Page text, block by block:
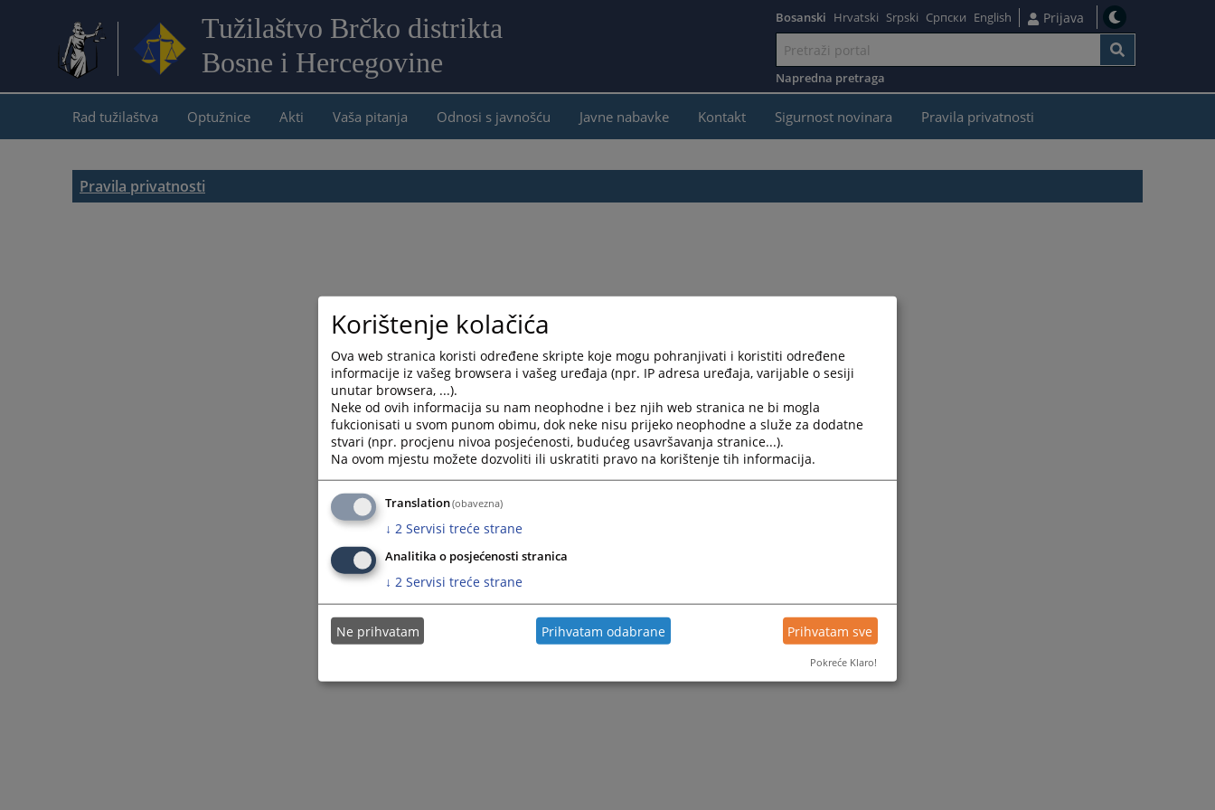
Tužilaštvo Brčko distrikta
Bosne i Hercegovine
sadržaj
Bosanski Hrvatski Srpski Српски English Prijava
Napredna pretraga
Rad tužilaštva Optužnice Akti Vaša pitanja Odnosi s javnošću Javne nabavke Kontakt Sigurnost novinara Pravila privatnosti
Pravila privatnosti
Korištenje kolačića
Ova web stranica koristi određene skripte koje mogu pohranjivati i koristiti određene
informacije iz vašeg browsera i vašeg uređaja (npr. IP adresa uređaja, varijable o sesiji
unutar browsera, ...).
Neke od ovih informacija su nam neophodne i bez njih web stranica ne bi mogla
fukcionisati u svom punom obimu, dok neke nisu prijeko neophodne a služe za dodatne
stvari (npr. procjenu nivoa posjećenosti, budućeg usavršavanja stranice...).
Na ovom mjestu možete dozvoliti ili uskratiti pravo na korištenje tih informacija.
Translation(obavezna)
↓ 2 Servisi treće strane
Analitika o posjećenosti stranica
↓ 2 Servisi treće strane
Ne prihvatam Prihvatam odabrane Prihvatam sve
Pokreće Klaro!